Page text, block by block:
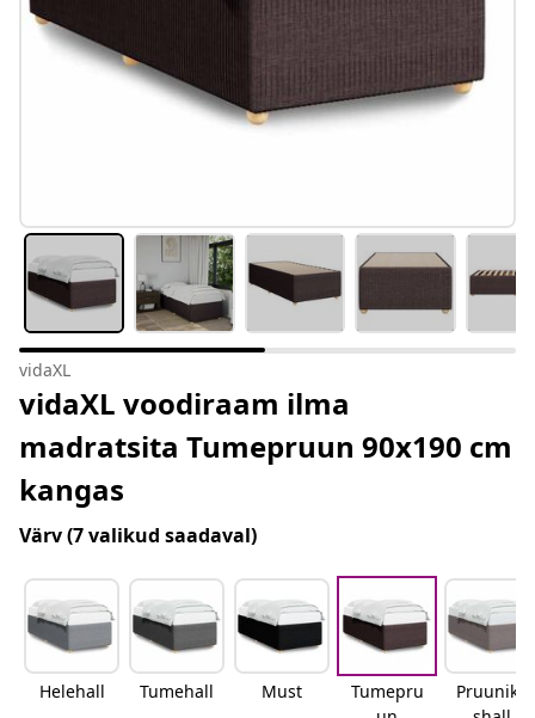
vidaXL
vidaXL voodiraam ilma
madratsita Tumepruun 90x190 cm
kangas
Värv(7 valikud saadaval)
Helehall Tumehall Must
Tumepru
Pruunika